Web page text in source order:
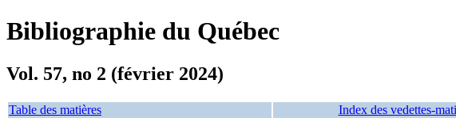
Bibliographie du Québec
Vol. 57, no 2 (février 2024)
Table des matières Index des vedettes-